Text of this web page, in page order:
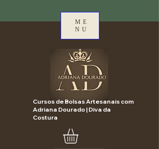
ME
NU
Cursos de Bolsas Artesanais com
Adriana Dourado | Diva da
Costura